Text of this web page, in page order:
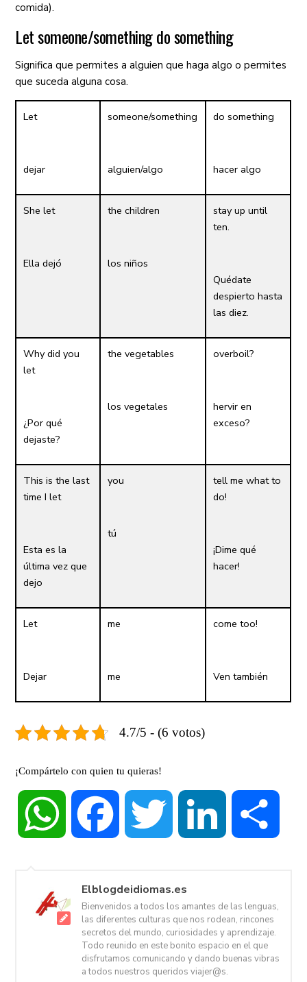
comida).
Let someone/something do something
Significa que permites a alguien que haga algo o permites
que suceda alguna cosa.
Let
dejar
someone/something
alguien/algo
do something
hacer algo
She let
Ella dejó
the children
los niños
stay up until
ten.
Quédate
despierto hasta
las diez.
Why did you
let
¿Por qué
dejaste?
the vegetables
los vegetales
overboil?
hervir en
exceso?
This is the last
time I let
Esta es la
última vez que
dejo
you
tú
tell me what to
do!
¡Dime qué
hacer!
Let
Dejar
me
me
come too!
Ven también
4.7/5 - (6 votos)
¡Compártelo con quien tu quieras!
WhatsApp Facebook Twitter LinkedIn
Elblogdeidiomas.es
Bienvenidos a todos los amantes de las lenguas,
las diferentes culturas que nos rodean, rincones
secretos del mundo, curiosidades y aprendizaje.
Todo reunido en este bonito espacio en el que
disfrutamos comunicando y dando buenas vibras
a todos nuestros queridos viajer@s.